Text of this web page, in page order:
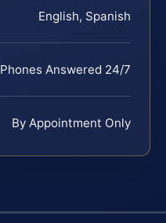
English, Spanish
Phones Answered 24/7
By Appointment Only